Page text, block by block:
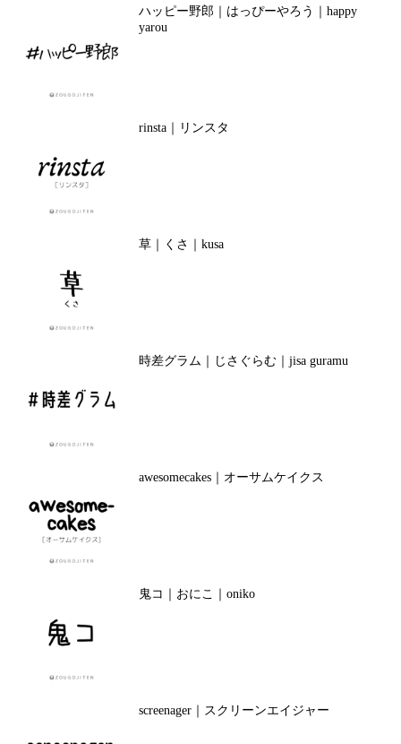
ハッピー野郎｜はっぴーやろう｜happy
yarou
rinsta｜リンスタ
草｜くさ｜kusa
時差グラム｜じさぐらむ｜jisa guramu
awesomecakes｜オーサムケイクス
鬼コ｜おにこ｜oniko
screenager｜スクリーンエイジャー